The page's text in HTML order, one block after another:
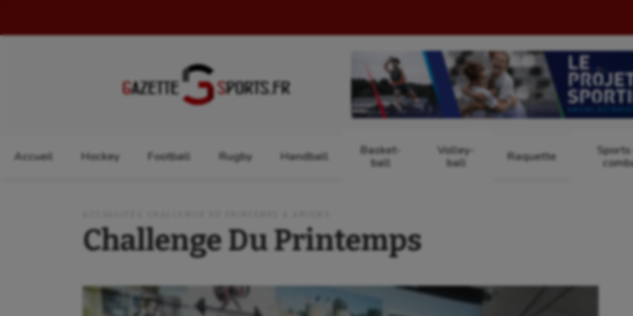
Accueil Hockey Football Rugby Handball
Basket-
ball
Volley-
ball
Raquette
Challenge Du Printemps